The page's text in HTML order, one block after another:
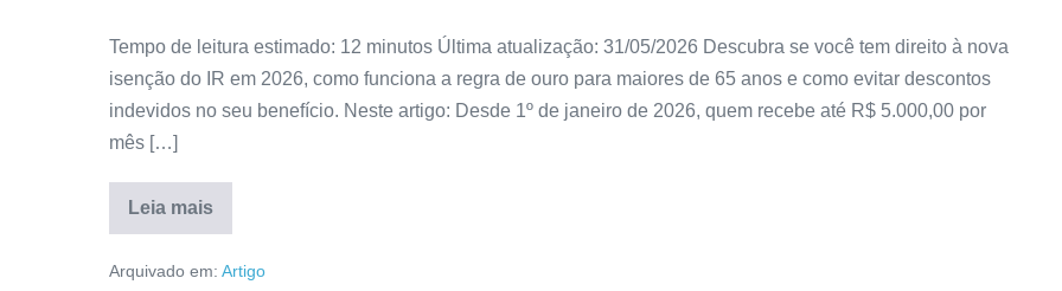
Tempo de leitura estimado: 12 minutos Última atualização: 31/05/2026 Descubra se você tem direito à nova
isenção do IR em 2026, como funciona a regra de ouro para maiores de 65 anos e como evitar descontos
indevidos no seu benefício. Neste artigo: Desde 1º de janeiro de 2026, quem recebe até R$ 5.000,00 por
mês […]
Leia mais
Arquivado em: Artigo